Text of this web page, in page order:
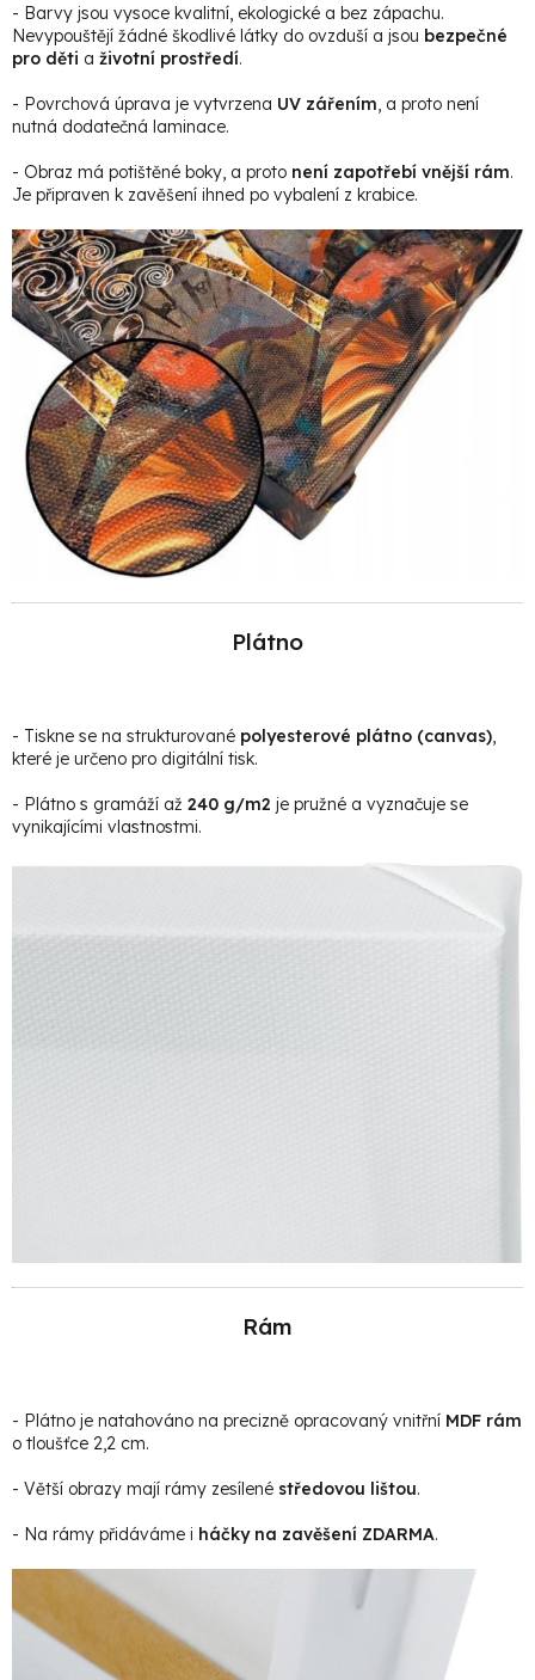
- Barvy jsou vysoce kvalitní, ekologické a bez zápachu.
Nevypouštějí žádné škodlivé látky do ovzduší a jsou bezpečné
pro děti a životní prostředí.
- Povrchová úprava je vytvrzena UV zářením, a proto není
nutná dodatečná laminace.
- Obraz má potištěné boky, a proto není zapotřebí vnější rám.
Je připraven k zavěšení ihned po vybalení z krabice.
Plátno
- Tiskne se na strukturované polyesterové plátno (canvas)
které je určeno pro digitální tisk.
- Plátno s gramáží až 240 g/m2 je pružné a vyznačuje se
vynikajícími vlastnostmi.
Rám
- Plátno je natahováno na precizně opracovaný vnitřní MDF rám
o tloušťce 2,2 cm.
- Větší obrazy mají rámy zesílené středovou lištou.
- Na rámy přidáváme i háčky na zavěšení ZDARMA.